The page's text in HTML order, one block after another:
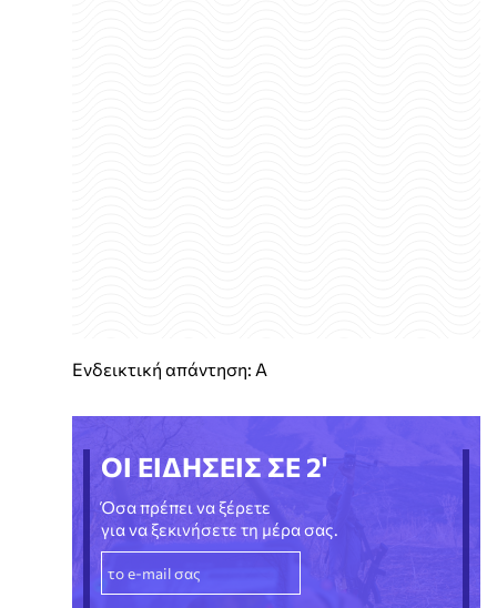
Ενδεικτική απάντηση: Α
ΟΙ ΕΙΔΗΣΕΙΣ ΣΕ 2'
Όσα πρέπει να ξέρετε
για να ξεκινήσετε τη μέρα σας.